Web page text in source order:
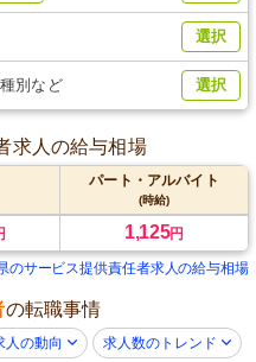
選択
別など 選択
求人の給与相場
パート・アルバイト
(時給)
1,125円
のサービス提供責任者求人の給与相場
の転職事情
人の動向 求人数のトレンド